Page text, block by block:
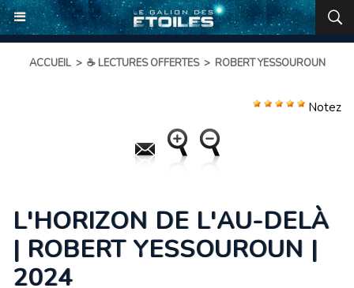
ACCUEIL > ☕ LECTURES OFFERTES > ROBERT YESSOUROUN
Notez
L'HORIZON DE L'AU-DELÀ
| ROBERT YESSOUROUN |
2024